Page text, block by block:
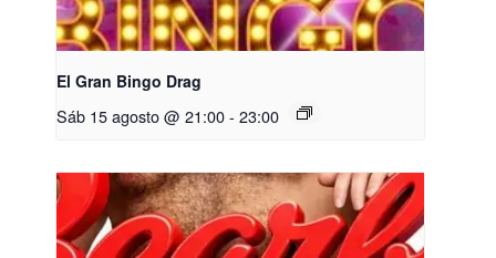
El Gran Bingo Drag
Sáb 15 agosto @ 21:00- 23:00